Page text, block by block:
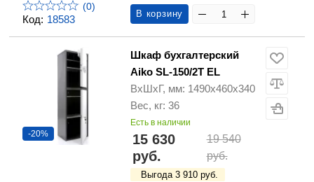
Код: 18583
(0)
В корзину
-20%
Шкаф бухгалтерский
Aiko SL-150/2T EL
ВхШхГ, мм: 1490х460х340
Вес, кг: 36
Есть в наличии
15 630
руб.
19 540
руб.
Выгода 3 910 руб.